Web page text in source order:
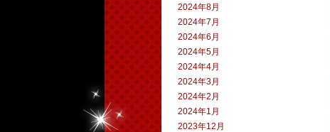
2024年8月
2024年7月
2024年6月
2024年5月
2024年4月
2024年3月
2024年2月
2024年1月
2023年12月